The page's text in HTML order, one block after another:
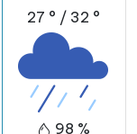
27 ° / 32 °
98 %